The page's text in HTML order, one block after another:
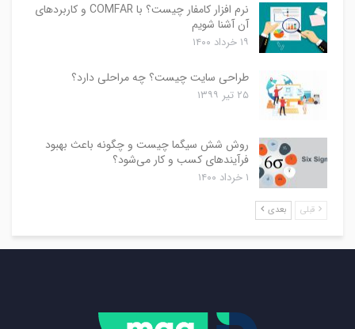
نرم افزار کامفار چیست؟ با COMFAR و کاربردهای
آن آشنا شویم
۱۹ خرداد ۱۴۰۰
طراحی سایت چیست؟ چه مراحلی دارد؟
۲۵ تیر ۱۳۹۹
روش شش سیگما چیست و چگونه باعث بهبود
فرآیندهای کسب و کار می‌شود؟
۱ خرداد ۱۴۰۰
قبلی بعدی